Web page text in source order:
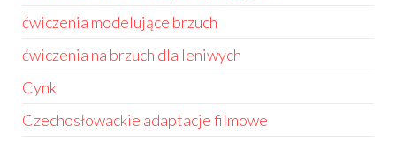
ćwiczenia modelujące brzuch
ćwiczenia na brzuch dla leniwych
Cynk
Czechosłowackie adaptacje filmowe